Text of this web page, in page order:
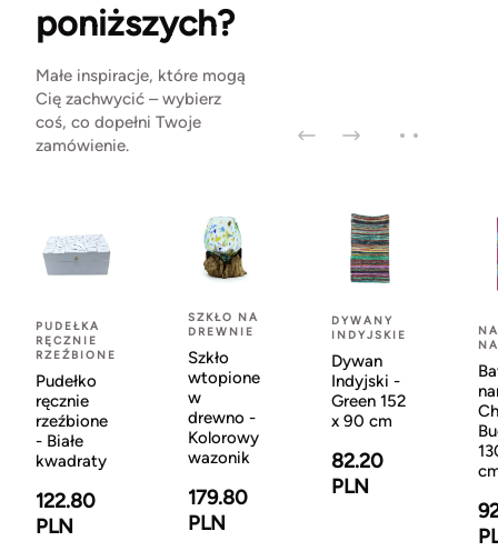
poniższych?
Małe inspiracje, które mogą
Cię zachwycić – wybierz
coś, co dopełni Twoje
zamówienie.
PUDEŁKA
RĘCZNIE
RZEŹBIONE
Pudełko
ręcznie
rzeźbione
- Białe
kwadraty
122.80
PLN
SZKŁO NA
DREWNIE
Szkło
wtopione
w
drewno -
Kolorowy
wazonik
179.80
PLN
DYWANY
INDYJSKIE
Dywan
Indyjski -
Green 152
x 90 cm
82.20
PLN